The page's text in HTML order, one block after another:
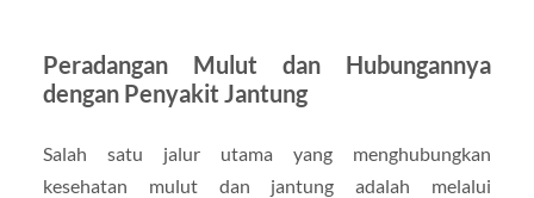
Peradangan Mulut dan Hubungannya
dengan Penyakit Jantung
Salah satu jalur utama yang menghubungkan
kesehatan mulut dan jantung adalah melalui